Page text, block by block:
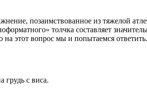
позаимствованное из тяжелой
толчка составляет
этот вопрос мы и попытаемся ответить.
грудь с виса.